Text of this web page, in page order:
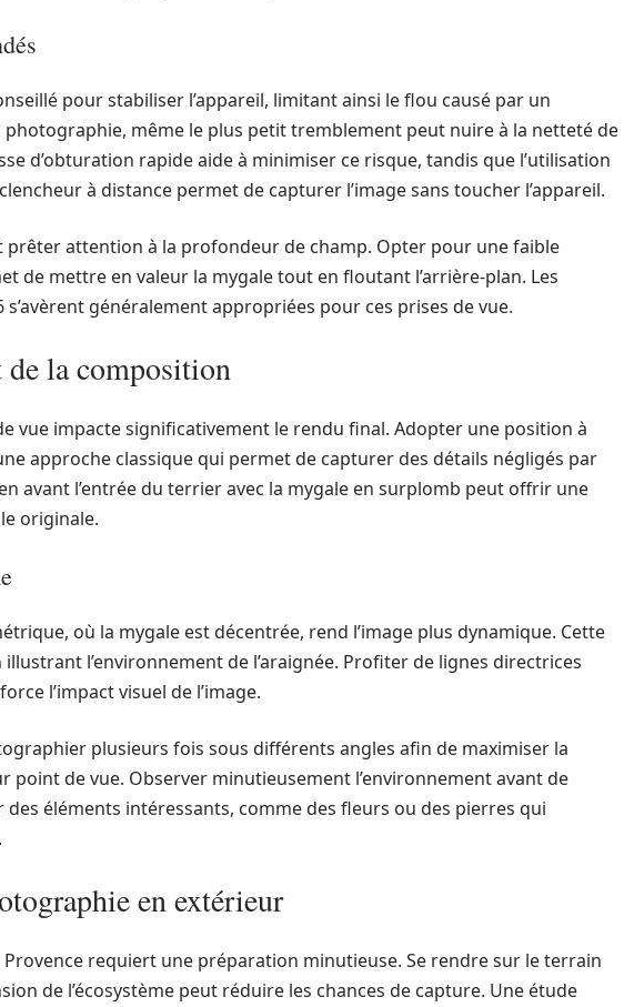
pour stabiliser l’appareil, limitant ainsi le flou causé par un
photographie, même le plus petit tremblement peut nuire à la netteté de
d’obturation rapide aide à minimiser ce risque, tandis que l’utilisation
à distance permet de capturer l’image sans toucher l’appareil.
prêter attention à la profondeur de champ. Opter pour une faible
de mettre en valeur la mygale tout en floutant l’arrière-plan. Les
généralement appropriées pour ces prises de vue.
de la composition
vue impacte significativement le rendu final. Adopter une position à
approche classique qui permet de capturer des détails négligés par
avant l’entrée du terrier avec la mygale en surplomb peut offrir une
originale.
où la mygale est décentrée, rend l’image plus dynamique. Cette
l’environnement de l’araignée. Profiter de lignes directrices
l’impact visuel de l’image.
plusieurs fois sous différents angles afin de maximiser la
point de vue. Observer minutieusement l’environnement avant de
des éléments intéressants, comme des fleurs ou des pierres qui
en extérieur
requiert une préparation minutieuse. Se rendre sur le terrain
de l’écosystème peut réduire les chances de capture. Une étude